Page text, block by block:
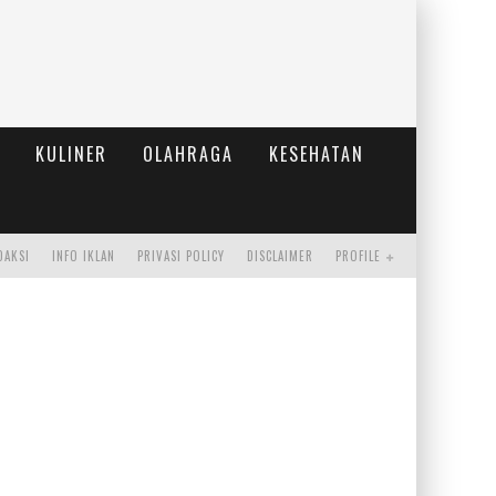
KULINER OLAHRAGA
KESEHATAN
PROFILE
DISCLAIMER
PRIVASI POLICY
INFO IKLAN